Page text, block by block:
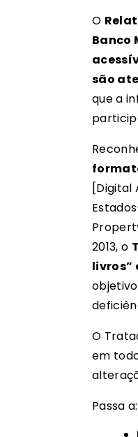
O
Banco
são
que a
[Digital
2013, o
livros”
O
em
Passa a: